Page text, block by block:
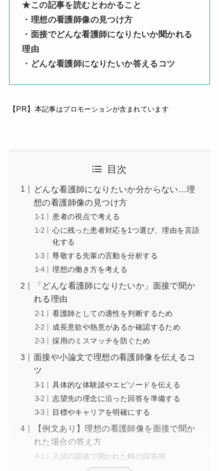
★この記事を読むとわかること
・理想の看護師像の見つけ方
・面接でどんな看護師になりたいか聞かれる
理由
・どんな看護師になりたいか答えるコツ
【PR】本記事はプロモーションが含まれています
目次
どんな看護師になりたいか分からない…理
想の看護師像の見つけ方
患者の視点で考える
心に残った患者対応を1つ選び、理由を言語
化する
尊敬する先輩の言動を分析する
理想の働き方を考える
「どんな看護師になりたいか」面接で聞か
れる理由
看護師としての適性を判断するため
成長意欲や熱意があるか確認するため
採用のミスマッチを防ぐため
面接や小論文で理想の看護師像を伝えるコ
ツ
具体的な体験談やエピソードを伝える
志望先の理念に沿った回答を準備する
目標やキャリアを明確にする
【例文あり】理想の看護師像を面接で聞か
れた場合の答え方
入試の面接で聞かれた時の回答例